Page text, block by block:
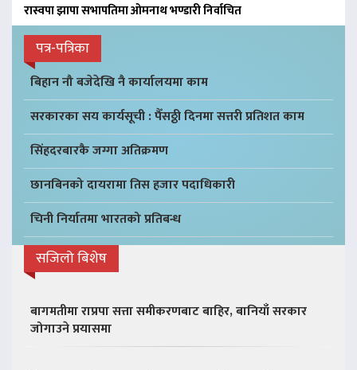
रास्वपा झापा सभापतिमा ओमनाथ भण्डारी निर्वाचित
पत्र-पत्रिका
बिहान नौ बजेदेखि नै कार्यालयमा काम
सरकारका सय कार्यसूची : पैँसठ्ठी दिनमा सत्तरी प्रतिशत काम
सिंहदरबारकै जग्गा अतिक्रमण
छानबिनको दायरामा तिस हजार पदाधिकारी
चिनी निर्यातमा भारतको प्रतिबन्ध
सजिलो बिशेष
बागमतीमा राप्रपा सत्ता समीकरणबाट बाहिर, बानियाँ सरकार
जोगाउने प्रयासमा